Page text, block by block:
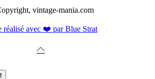
vintage-mania.com
réalisé avec ❤️ par Blue Strat